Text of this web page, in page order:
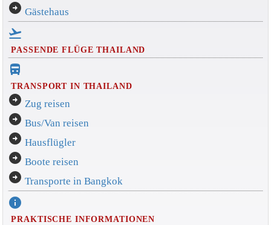
arrow_circle_right Gästehaus
flight_takeoff
PASSENDE FLÜGE THAILAND
directions_bus_filled
TRANSPORT IN THAILAND
arrow_circle_right Zug reisen
arrow_circle_right Bus/Van reisen
arrow_circle_right Hausflügler
arrow_circle_right Boote reisen
arrow_circle_right Transporte in Bangkok
info
PRAKTISCHE INFORMATIONEN